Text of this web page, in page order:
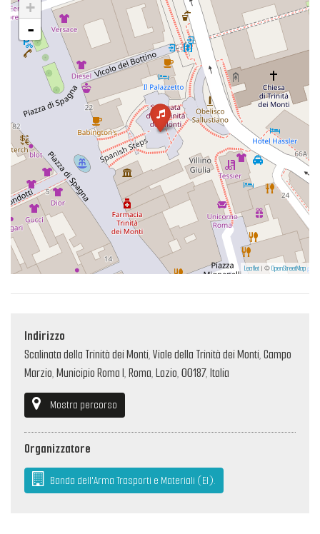
+
-
Leaflet | ©OpenStreetMap
Indirizzo
Scalinata della Trinità dei Monti, Viale della Trinità dei Monti, Campo
Marzio, Municipio Roma I, Roma, Lazio, 00187, Italia
Mostra percorso
Organizzatore
Banda dell'Arma Trasporti e Materiali (EI).